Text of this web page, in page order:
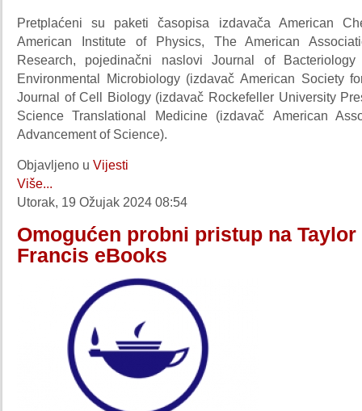
Pretplaćeni su paketi časopisa izdavača American
American Institute of Physics, The American
Research, pojedinačni naslovi Journal of
Environmental Microbiology (izdavač American Society
Journal of Cell Biology (izdavač Rockefeller University
Science Translational Medicine (izdavač American
Advancement of Science).
Objavljeno u Vijesti
Više...
Utorak, 19 Ožujak 2024 08:54
Omogućen probni pristup na Taylor
Francis eBooks